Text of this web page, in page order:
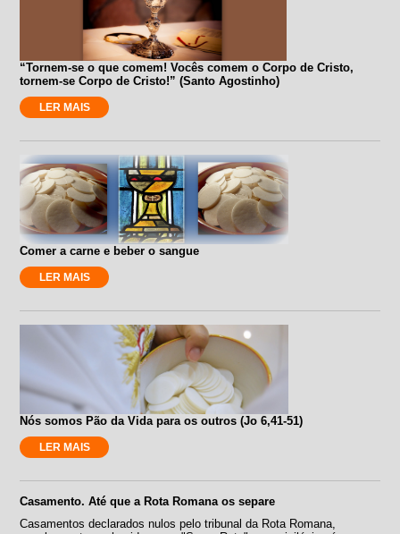
“Tornem-se o que comem! Vocês comem o Corpo de Cristo,
tornem-se Corpo de Cristo!” (Santo Agostinho)
LER MAIS
Comer a carne e beber o sangue
LER MAIS
Nós somos Pão da Vida para os outros (Jo 6,41-51)
LER MAIS
Casamento. Até que a Rota Romana os separe
Casamentos declarados nulos pelo tribunal da Rota Romana,